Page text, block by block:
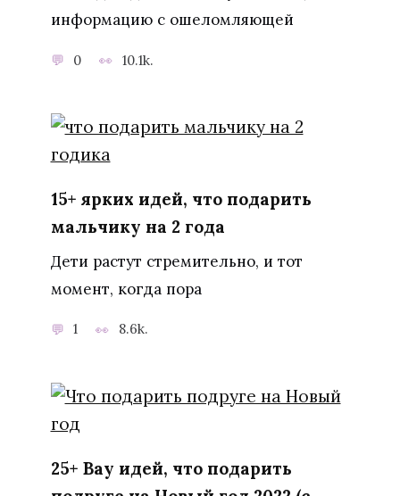
информацию с ошеломляющей
0 10.1k.
15+ ярких идей, что подарить
мальчику на 2 года
Дети растут стремительно, и тот
момент, когда пора
1 8.6k.
25+ Вау идей, что подарить